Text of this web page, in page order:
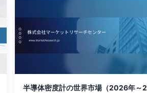
半導体密度計の世界市場（2026年～2